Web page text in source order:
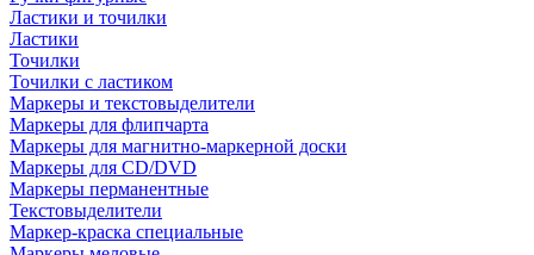
Ластики и точилки
Ластики
Точилки
Точилки с ластиком
Маркеры и текстовыделители
Маркеры для флипчарта
Маркеры для магнитно-маркерной доски
Маркеры для CD/DVD
Маркеры перманентные
Текстовыделители
Маркер-краска специальные